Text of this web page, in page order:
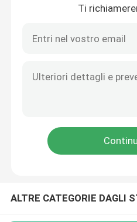
Stampante
Macchina di CNC di Digital
Ti
ALTRE CATEGORIE DAGLI